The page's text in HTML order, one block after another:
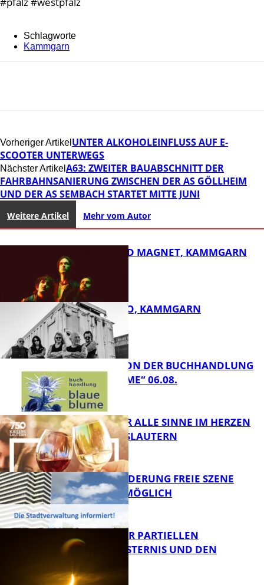
Schlagworte
Kammgarn
Vorheriger Artikel UNTER ALKOHOLEINFLUSS AUF E-
SCOOTER UNTERWEGS
Nächster Artikel A63: ZWEITER BAUABSCHNITT DER
FAHRBAHNSANIERUNG ZWISCHEN DER AS GÖLLHEIM
UND DER AS SEMBACH STARTET MITTE JUNI
Weitere Artikel Mehr vom Autor
FB Kultur
DIRTY SOUND MAGNET, KAMMGARN
ROSE TATTOO, KAMMGARN
FB Kultur
LESETIPPS VON DER BUCHHANDLUNG
„BLAUE BLUME“ 06.08.
FB Kultur
GENÜSSE FÜR ALLE SINNE IM HERZEN
VON KAISERSLAUTERN
PROJEKTFÖRDERUNG FREIE SZENE
WEITERHIN MÖGLICH
VORTRAG ZUR PARTIELLEN
SONNENFINSTERNIS UND DEN
PERSEIDEN